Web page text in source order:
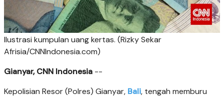
Ilustrasi kumpulan uang kertas. (Rizky Sekar
Afrisia/CNNIndonesia.com)
Gianyar, CNN Indonesia --
Kepolisian Resor (Polres) Gianyar, Bali, tengah memburu